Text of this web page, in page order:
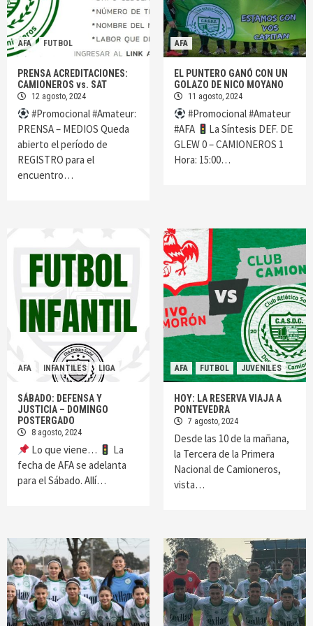
AFA FUTBOL
PRENSA ACREDITACIONES:
CAMIONEROS vs. SAT
12 agosto, 2024
#Promocional #Amateur:
PRENSA – MEDIOS Queda
abierto el período de
REGISTRO para el
encuentro…
AFA
EL PUNTERO GANÓ CON UN
GOLAZO DE NICO MOYANO
11 agosto, 2024
#Promocional #Amateur
#AFA
La Síntesis DEF. DE
GLEW 0 – CAMIONEROS 1
Hora: 15:00…
AFA INFANTILES LIGA
SÁBADO: DEFENSA Y
JUSTICIA – DOMINGO
POSTERGADO
8 agosto, 2024
Lo que viene…
La
fecha de AFA se adelanta
para el Sábado. Allí…
AFA FUTBOL JUVENILES
HOY: LA RESERVA VIAJA A
PONTEVEDRA
7 agosto, 2024
Desde las 10 de la mañana,
la Tercera de la Primera
Nacional de Camioneros,
vista…